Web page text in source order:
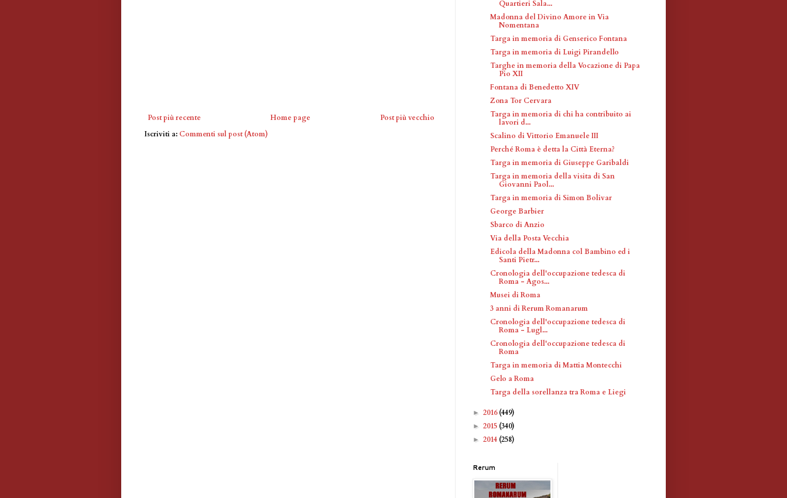
Post più recente Post più vecchio
Home page
Iscriviti a: Commenti sul post (Atom)
Quartieri Sala...
Madonna del Divino Amore in Via
Nomentana
Targa in memoria di Genserico Fontana
Targa in memoria di Luigi Pirandello
Targhe in memoria della Vocazione di Papa
Pio XII
Fontana di Benedetto XIV
Zona Tor Cervara
Targa in memoria di chi ha contribuito ai
lavori d...
Scalino di Vittorio Emanuele III
Perché Roma è detta la Città Eterna?
Targa in memoria di Giuseppe Garibaldi
Targa in memoria della visita di San
Giovanni Paol...
Targa in memoria di Simon Bolivar
George Barbier
Sbarco di Anzio
Via della Posta Vecchia
Edicola della Madonna col Bambino ed i
Santi Pietr...
Cronologia dell'occupazione tedesca di
Roma - Agos...
Musei di Roma
3 anni di Rerum Romanarum
Cronologia dell'occupazione tedesca di
Roma - Lugl...
Cronologia dell'occupazione tedesca di
Roma
Targa in memoria di Mattia Montecchi
Gelo a Roma
Targa della sorellanza tra Roma e Liegi
► 2016(449)
► 2015 (340)
► 2014 (258)
Rerum